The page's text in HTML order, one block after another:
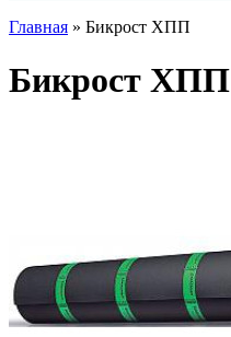
Главная » Бикрост ХПП
Бикрост ХПП